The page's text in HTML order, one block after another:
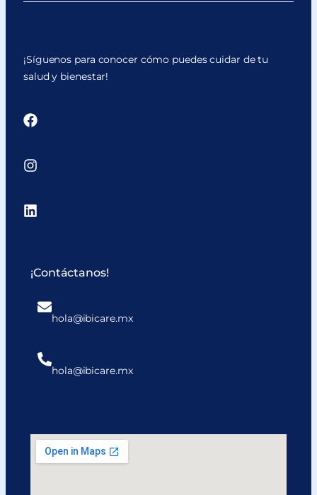
¡Síguenos para conocer cómo puedes cuidar de tu
salud y bienestar!
¡Contáctanos!
hola@ibicare.mx
hola@ibicare.mx